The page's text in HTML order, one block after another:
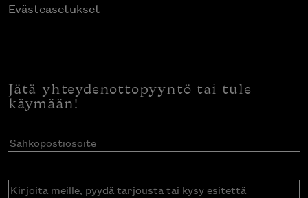
Evästeasetukset
Jätä yhteydenottopyyntö tai tule
käymään!
Sähköpostiosoite(Pakollinen)
Kirjoita